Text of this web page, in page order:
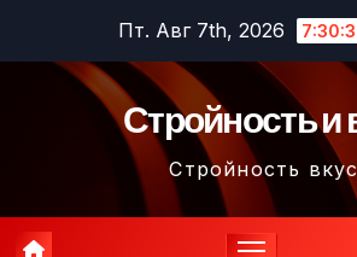
содержимому
Пт. Авг 7th, 2026
Стройность и
Стройность